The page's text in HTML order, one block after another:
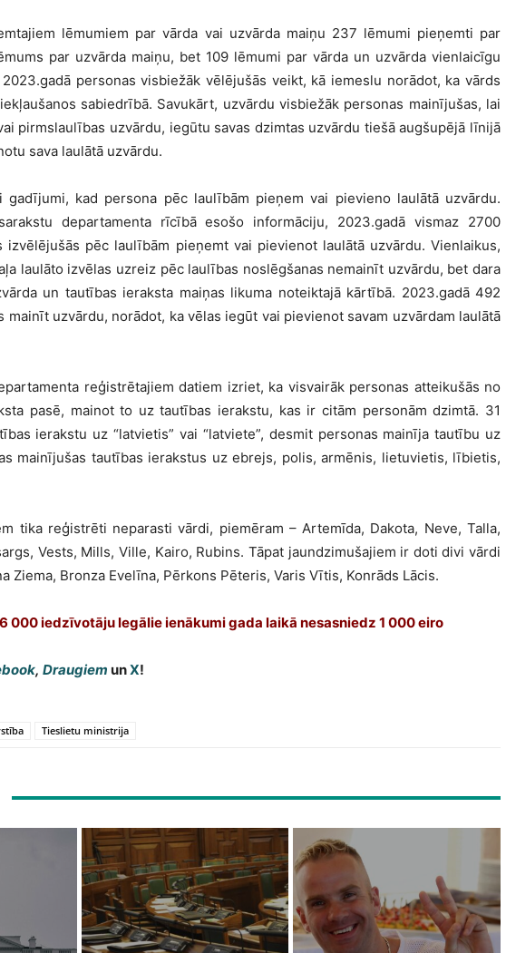
lēmumiem par vārda vai uzvārda maiņu 237 lēmumi pieņemti par
par uzvārda maiņu, bet 109 lēmumi par vārda un uzvārda vienlaicīgu
personas visbiežāk vēlējušās veikt, kā iemeslu norādot, ka vārds
sabiedrībā. Savukārt, uzvārdu visbiežāk personas mainījušas, lai
pirmslaulības uzvārdu, iegūtu savas dzimtas uzvārdu tiešā augšupējā līnijā
sava laulātā uzvārdu.
gadījumi, kad persona pēc laulībām pieņem vai pievieno laulātā uzvārdu.
departamenta rīcībā esošo informāciju, 2023.gadā vismaz 2700
izvēlējušās pēc laulībām pieņemt vai pievienot laulātā uzvārdu. Vienlaikus,
laulāto izvēlas uzreiz pēc laulības noslēgšanas nemainīt uzvārdu, bet dara
un tautības ieraksta maiņas likuma noteiktajā kārtībā. 2023.gadā 492
mainīt uzvārdu, norādot, ka vēlas iegūt vai pievienot savam uzvārdam laulātā
reģistrētajiem datiem izriet, ka visvairāk personas atteikušās no
pasē, mainot to uz tautības ierakstu, kas ir citām personām dzimtā. 31
ierakstu uz “latvietis” vai “latviete”, desmit personas mainīja tautību uz
mainījušas tautības ierakstus uz ebrejs, polis, armēnis, lietuvietis, lībietis,
tika reģistrēti neparasti vārdi, piemēram – Artemīda, Dakota, Neve, Talla,
Vests, Mills, Ville, Kairo, Rubins. Tāpat jaundzimušajiem ir doti divi vārdi
Ziema, Bronza Evelīna, Pērkons Pēteris, Varis Vītis, Konrāds Lācis.
000 iedzīvotāju legālie ienākumi gada laikā nesasniedz 1 000 eiro
, Draugiem unX!
Tieslietu ministrija